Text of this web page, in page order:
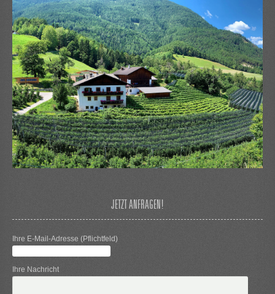
JETZT ANFRAGEN!
Ihre E-Mail-Adresse (Pflichtfeld)
Ihre Nachricht